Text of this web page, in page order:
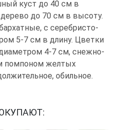
куст до 40 см в
до 70 см в высоту.
с серебристо-
5-7 см в длину. Цветки
4-7 см, снежно-
помпоном желтых
обильное.